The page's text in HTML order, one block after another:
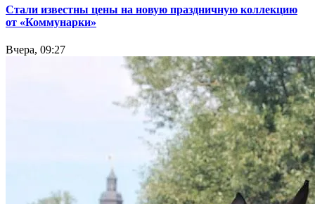
Стали известны цены на новую праздничную коллекцию
от «Коммунарки»
Вчера, 09:27